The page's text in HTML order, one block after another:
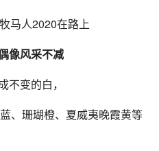
像风采不减
不变的白，
、珊瑚橙、夏威夷晚霞黄等